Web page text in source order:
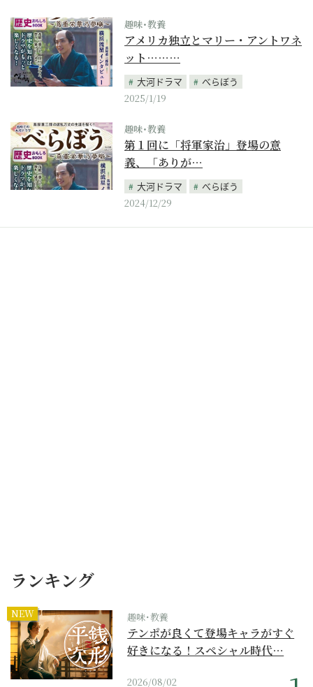
趣味･教養
アメリカ独立とマリー・アントワネ
ット………
大河ドラマ
べらぼう
2025/1/19
趣味･教養
第１回に「将軍家治」登場の意
義、「ありが…
大河ドラマ
べらぼう
2024/12/29
ランキング
NEW 趣味･教養
テンポが良くて登場キャラがすぐ
好きになる！スペシャル時代…
2026/08/02